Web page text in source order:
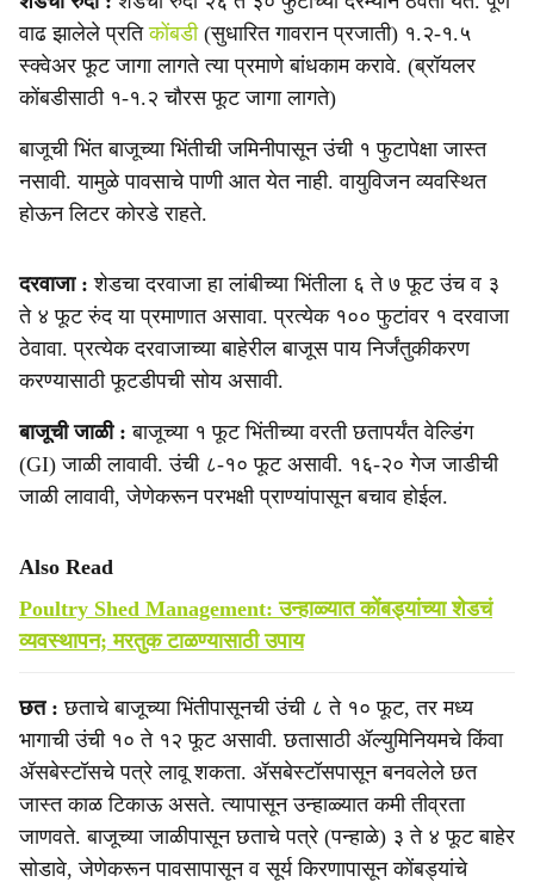
वाढ झालेले प्रतिकोंबडी (सुधारित गावरान प्रजाती) १.२-१.५
स्क्वेअर फूट जागा लागते त्या प्रमाणे बांधकाम करावे. (ब्रॉयलर
कोंबडीसाठी १-१.२ चौरस फूट जागा लागते)
बाजूची भिंत बाजूच्या भिंतीची जमिनीपासून उंची १ फुटापेक्षा जास्त
नसावी. यामुळे पावसाचे पाणी आत येत नाही. वायुविजन व्यवस्थित
होऊन लिटर कोरडे राहते.
दरवाजा : शेडचा दरवाजा हा लांबीच्या भिंतीला ६ ते ७ फूट उंच व ३
ते ४ फूट रुंद या प्रमाणात असावा. प्रत्येक १०० फुटांवर १ दरवाजा
ठेवावा. प्रत्येक दरवाजाच्या बाहेरील बाजूस पाय निर्जंतुकीकरण
करण्यासाठी फूटडीपची सोय असावी.
बाजूची जाळी : बाजूच्या १ फूट भिंतीच्या वरती छतापर्यंत वेल्डिंग
(GI) जाळी लावावी. उंची ८-१० फूट असावी. १६-२० गेज जाडीची
जाळी लावावी, जेणेकरून परभक्षी प्राण्यांपासून बचाव होईल.
Also Read
Poultry Shed Management: उन्हाळ्यात कोंबड्यांच्या शेडचं
व्यवस्थापन; मरतुक टाळण्यासाठी उपाय
छत : छताचे बाजूच्या भिंतीपासूनची उंची ८ ते १० फूट, तर मध्य
भागाची उंची १० ते १२ फूट असावी. छतासाठी ॲल्युमिनियमचे किंवा
ॲसबेस्टॉसचे पत्रे लावू शकता. ॲसबेस्टॉसपासून बनवलेले छत
जास्त काळ टिकाऊ असते. त्यापासून उन्हाळ्यात कमी तीव्रता
जाणवते. बाजूच्या जाळीपासून छताचे पत्रे (पन्हाळे) ३ ते ४ फूट बाहेर
सोडावे, जेणेकरून पावसापासून व सूर्य किरणापासून कोंबड्यांचे